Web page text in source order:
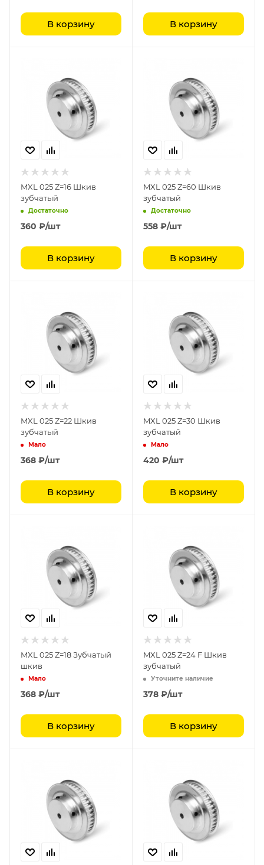
В корзину В корзину
MXL 025 Z=16 Шкив
зубчатый
Достаточно
360 ₽/шт
В корзину
MXL 025 Z=60 Шкив
зубчатый
Достаточно
558 ₽/шт
В корзину
MXL 025 Z=22 Шкив
зубчатый
Мало
368 ₽/шт
В корзину
MXL 025 Z=30 Шкив
зубчатый
Мало
420 ₽/шт
В корзину
MXL 025 Z=18 Зубчатый
шкив
Мало
368 ₽/шт
В корзину
MXL 025 Z=24 F Шкив
зубчатый
Уточните наличие
378 ₽/шт
В корзину